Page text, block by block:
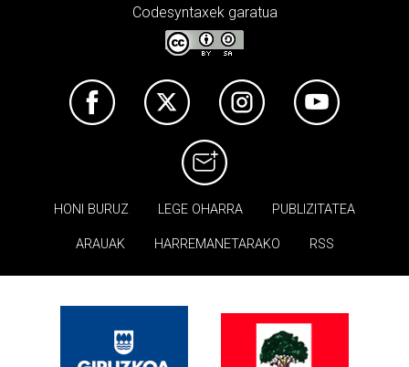
Codesyntaxek garatua
HONI BURUZ LEGE OHARRA PUBLIZITATEA
ARAUAK HARREMANETARAKO RSS